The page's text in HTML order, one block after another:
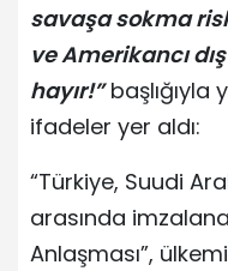
savaşa sokma
ve Amerikancı
hayır!”başlığıyla
ifadeler yer aldı:
“Türkiye, Suudi
arasında
Anlaşması”,